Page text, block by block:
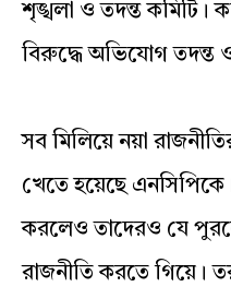
শৃঙ্খলা ও তদন্ত কমিটি।
বিরুদ্ধে অভিযোগ তদন্ত
সব মিলিয়ে নয়া
খেতে হয়েছে
করলেও তাদেরও যে
রাজনীতি করতে গিয়ে।